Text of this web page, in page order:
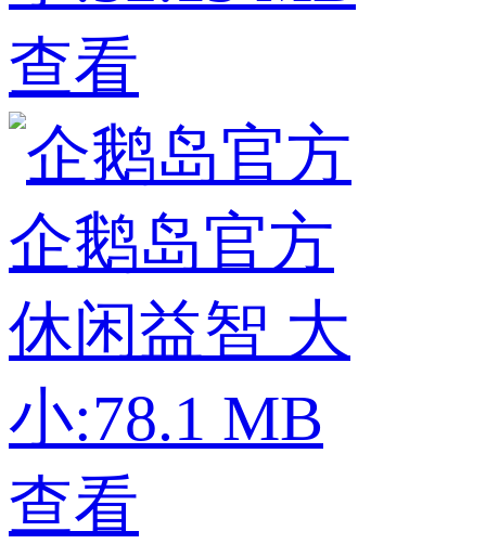
查看
企鹅岛官方
休闲益智 大
小:78.1 MB
查看